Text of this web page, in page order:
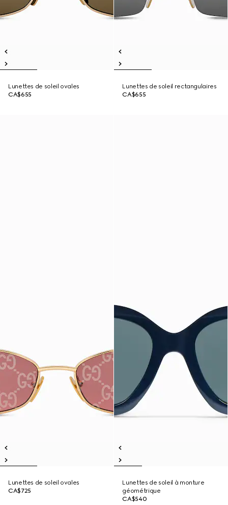
Lunettes de soleil ovales
CA$655
Lunettes de soleil rectangulaires
CA$655
Lunettes de soleil ovales
CA$725
Lunettes de soleil à monture
géométrique
CA$540